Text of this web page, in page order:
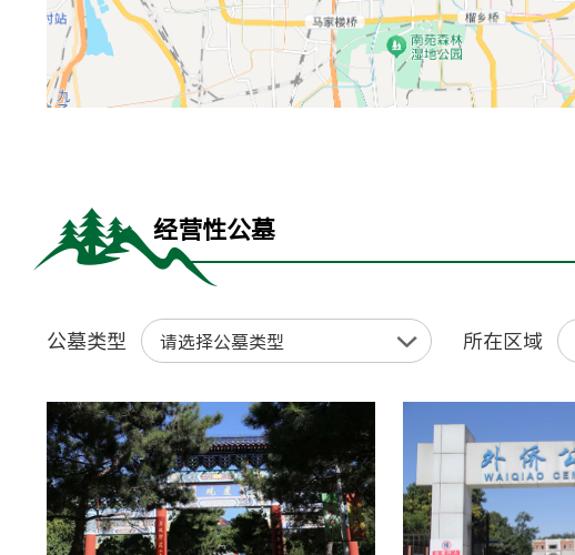
经营性公墓
公墓类型 请选择公墓类型 所在区域